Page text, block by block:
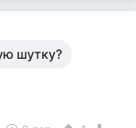
шутку?